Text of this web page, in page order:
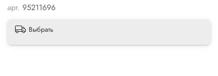
арт. 95211696
Выбрать